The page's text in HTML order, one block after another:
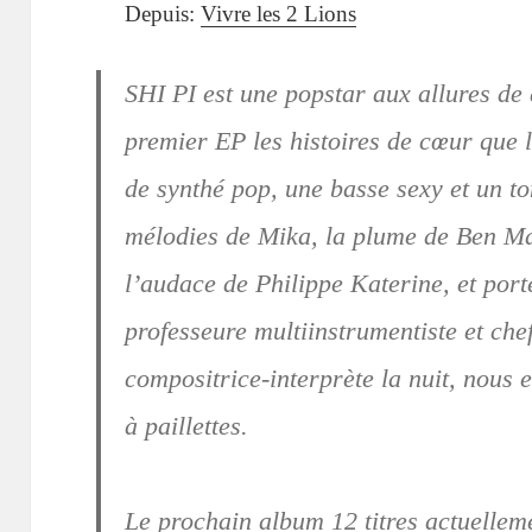
Depuis:Vivre les 2 Lions
SHI PI est une popstar aux allures
premier EP les histoires de cœur que
de synthé pop, une basse sexy et un
mélodies de Mika, la plume de Ben
l’audace de Philippe Katerine, et
professeure multiinstrumentiste et
compositrice-interprète la nuit, nous
à paillettes.
Le prochain album 12 titres